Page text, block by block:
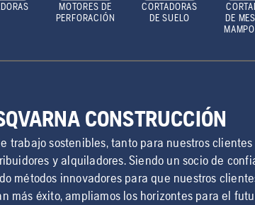
MOTORES DE
PERFORACIÓN
CORTADORAS
DE SUELO
DE
CONSTRUCCIÓN
trabajo sostenibles, tanto para nuestros
y alquiladores. Siendo un socio de
métodos innovadores para que nuestros
más éxito, ampliamos los horizontes para el